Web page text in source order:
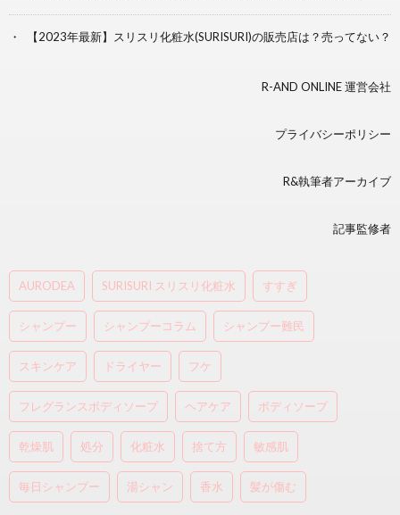
【2023年最新】スリスリ化粧水(SURISURI)の販売店は？売ってない？
R-AND ONLINE 運営会社
プライバシーポリシー
R&執筆者アーカイブ
記事監修者
AURODEA SURISURI スリスリ化粧水 すすぎ
シャンプー シャンプーコラム シャンプー難民
スキンケア ドライヤー フケ
フレグランスボディソープ ヘアケア ボディソープ
乾燥肌 処分 化粧水 捨て方 敏感肌
毎日シャンプー 湯シャン 香水 髪が傷む